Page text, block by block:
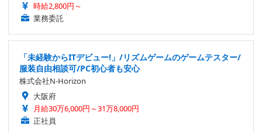
時給2,800円～
業務委託
「未経験からITデビュー!」/リズムゲームのゲームテスター/
服装自由相談可/PC初心者も安心
株式会社N-Horizon
大阪府
月給30万6,000円～31万8,000円
正社員